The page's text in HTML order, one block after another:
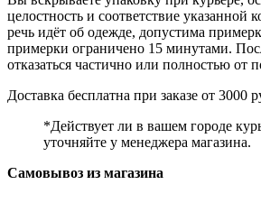
целостность и соответствие указанной
речь идёт об одежде, допустима
примерки ограничено 15 минутами.
отказаться частично или полностью от
Доставка бесплатна при заказе от 3000
*Действует ли в вашем городе
уточняйте у менеджера магазина.
Самовывоз из магазина